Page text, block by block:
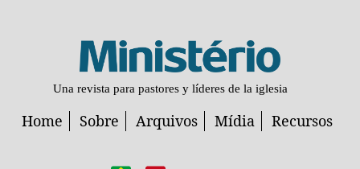
Una revista para pastores y líderes de la iglesia
Home Sobre Arquivos Mídia Recursos